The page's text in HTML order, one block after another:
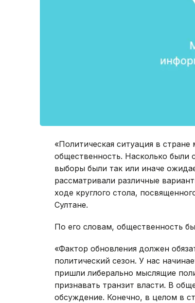
«Политическая ситуация в
общественность. Насколько
выборы были так или иначе
рассматривали различные
ходе круглого стола,
Султане.
По его словам, общественность
«Фактор обновления должен
политический сезон. У нас
пришли либерально мыслящие
признавать транзит власти. В
обсуждение. Конечно, в целом в